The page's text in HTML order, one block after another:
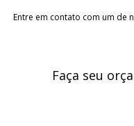
Entre em contato com um de
Faça seu